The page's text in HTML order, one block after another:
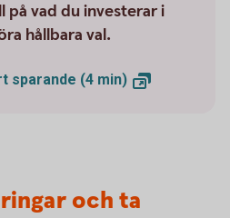
på vad du investerar i
hållbara val.
sparande (4 min)
och ta